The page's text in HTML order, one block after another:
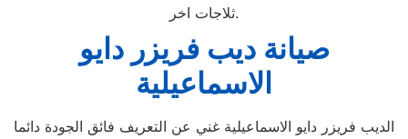
ثلاجات اخر.
صيانة ديب فريزر دايو
الاسماعيلية
الديب فريزر دايو الاسماعيلية غني عن التعريف فائق الجودة دائما